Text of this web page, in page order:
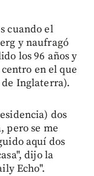
cuando el
y naufragó
los 96 años y
en el que
Inglaterra).
dos
pero se me
aquí dos
dijo la
Echo".